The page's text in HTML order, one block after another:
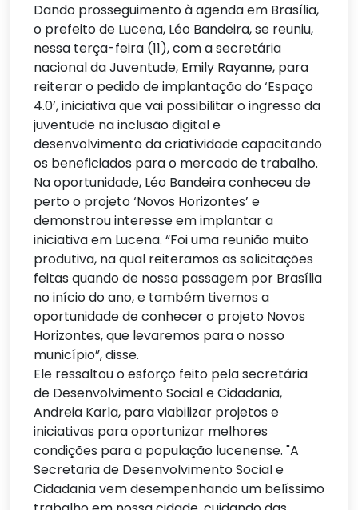
Dando prosseguimento à agenda em Brasília,
o prefeito de Lucena, Léo Bandeira, se reuniu,
nessa terça-feira (11), com a secretária
nacional da Juventude, Emily Rayanne, para
reiterar o pedido de implantação do ‘Espaço
4.0’, iniciativa que vai possibilitar o ingresso da
juventude na inclusão digital e
desenvolvimento da criatividade capacitando
os beneficiados para o mercado de trabalho.
Na oportunidade, Léo Bandeira conheceu de
perto o projeto ‘Novos Horizontes’ e
demonstrou interesse em implantar a
iniciativa em Lucena. “Foi uma reunião muito
produtiva, na qual reiteramos as solicitações
feitas quando de nossa passagem por Brasília
no início do ano, e também tivemos a
oportunidade de conhecer o projeto Novos
Horizontes, que levaremos para o nosso
município”, disse.
Ele ressaltou o esforço feito pela secretária
de Desenvolvimento Social e Cidadania,
Andreia Karla, para viabilizar projetos e
iniciativas para oportunizar melhores
condições para a população lucenense. "A
Secretaria de Desenvolvimento Social e
Cidadania vem desempenhando um belíssimo